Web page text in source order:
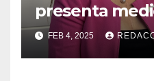
presenta
violencia en el
FEB 4, 2025